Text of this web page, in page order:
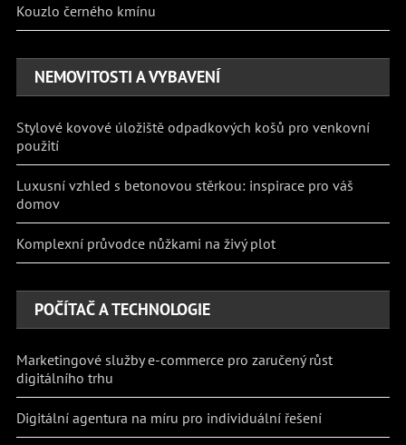
Kouzlo černého kmínu
NEMOVITOSTI A VYBAVENÍ
Stylové kovové úložiště odpadkových košů pro venkovní
použití
Luxusní vzhled s betonovou stěrkou: inspirace pro váš
domov
Komplexní průvodce nůžkami na živý plot
POČÍTAČ A TECHNOLOGIE
Marketingové služby e-commerce pro zaručený růst
digitálního trhu
Digitální agentura na míru pro individuální řešení